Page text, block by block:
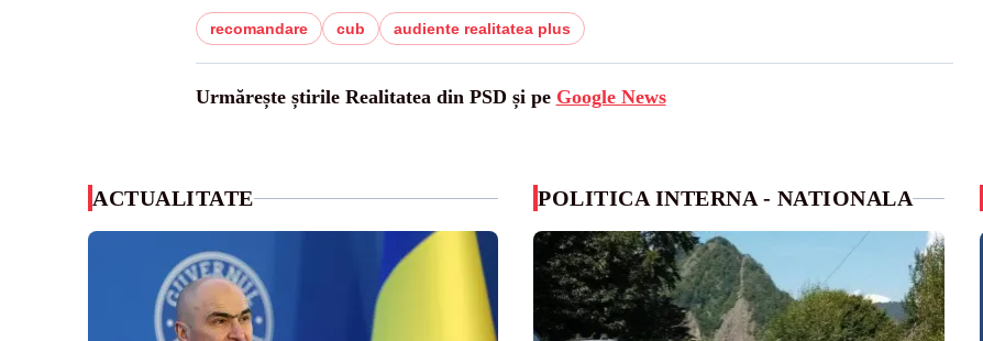
recomandare cub audiente realitatea plus
Urmărește știrile Realitatea din PSD și pe Google News
ACTUALITATE POLITICA INTERNA - NATIONALA